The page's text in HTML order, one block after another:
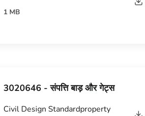
1 MB
3020646 - संपत्ति बाड़ और गेट्स
Civil Design Standardproperty